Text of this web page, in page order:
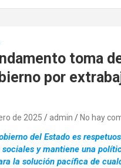
toma
por
de 2025 admin No hay
del Estado es
sociales y mantiene una
la solución pacífica de